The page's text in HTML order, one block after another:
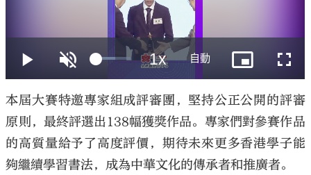
本屆大賽特邀專家組成評審團，堅持公正公開的評審
原則，最終評選出138幅獲獎作品。專家們對參賽作品
的高質量給予了高度評價，期待未來更多香港學子能
夠繼續學習書法，成為中華文化的傳承者和推廣者。